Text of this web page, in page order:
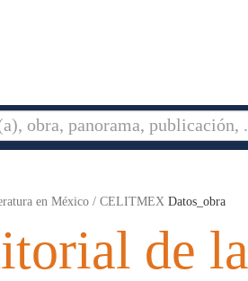
en México / CELITMEX Datos_obra
de